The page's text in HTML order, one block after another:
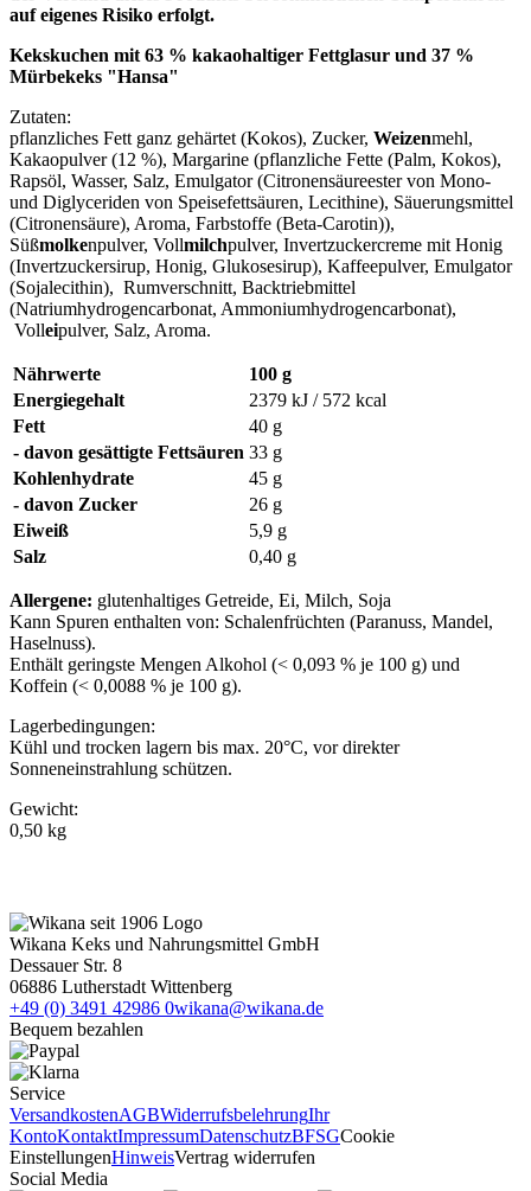
auf eigenes Risiko erfolgt.
Kekskuchen mit 63 % kakaohaltiger Fettglasur und 37 %
Mürbekeks "Hansa"
Zutaten:
pflanzliches Fett ganz gehärtet (Kokos), Zucker, Weizenmehl,
Kakaopulver (12 %), Margarine (pflanzliche Fette (Palm, Kokos),
Rapsöl, Wasser, Salz, Emulgator (Citronensäureester von Mono-
und Diglyceriden von Speisefettsäuren, Lecithine), Säuerungsmittel
(Citronensäure), Aroma, Farbstoffe (Beta-Carotin)),
Süßmolkenpulver, Vollmilchpulver, Invertzuckercreme mit Honig
(Invertzuckersirup, Honig, Glukosesirup), Kaffeepulver, Emulgator
(Sojalecithin), Rumverschnitt, Backtriebmittel
(Natriumhydrogencarbonat, Ammoniumhydrogencarbonat),
Volleipulver, Salz, Aroma.
Nährwerte
100 g
Energiegehalt
2379 kJ / 572 kcal
Fett
40 g
- davon gesättigte Fettsäuren 33 g
Kohlenhydrate
45 g
- davon Zucker
26 g
Eiweiß
5,9 g
Salz
0,40 g
Allergene: glutenhaltiges Getreide, Ei, Milch, Soja
Kann Spuren enthalten von: Schalenfrüchten (Paranuss, Mandel,
Haselnuss).
Enthält geringste Mengen Alkohol (< 0,093 % je 100 g) und
Koffein (< 0,0088 % je 100 g).
Lagerbedingungen:
Kühl und trocken lagern bis max. 20°C, vor direkter
Sonneneinstrahlung schützen.
Gewicht:
0,50 kg
Wikana Keks und Nahrungsmittel GmbH
Dessauer Str. 8
06886 Lutherstadt Wittenberg
+49 (0) 3491 42986 0wikana@wikana.de
Bequem bezahlen
Service
VersandkostenAGBWiderrufsbelehrungIhr
KontoKontaktImpressumDatenschutzBFSGCookie
EinstellungenHinweisVertrag widerrufen
Social Media